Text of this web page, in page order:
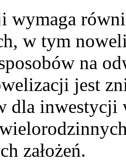
w tym
na
jest
dla inwestycji
założeń.